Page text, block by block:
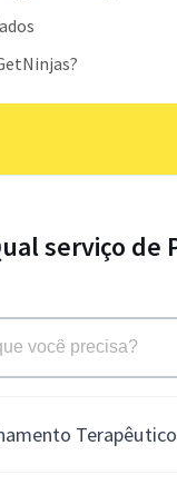
serviço de
Terapêutico